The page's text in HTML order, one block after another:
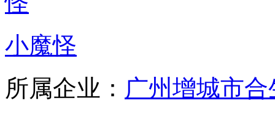
小魔怪
所属企业： 广州增城市